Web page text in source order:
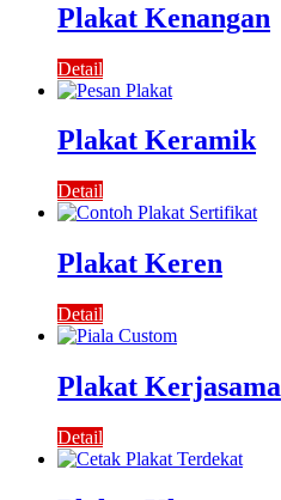
Plakat Kenangan
Detail
Plakat Keramik
Detail
Plakat Keren
Detail
Plakat Kerjasama
Detail